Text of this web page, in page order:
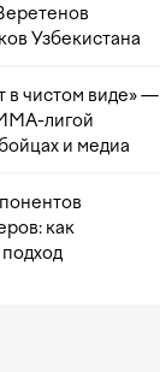
Узбекистана
в чистом виде» —
лигой
и медиа
как